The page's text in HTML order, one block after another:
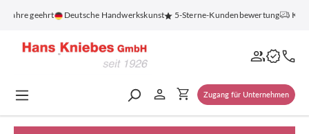
springen
Jahre geehrt Deutsche Handwerkskunst 5-Sterne-Kundenbewertung
Zugang für Unternehmen